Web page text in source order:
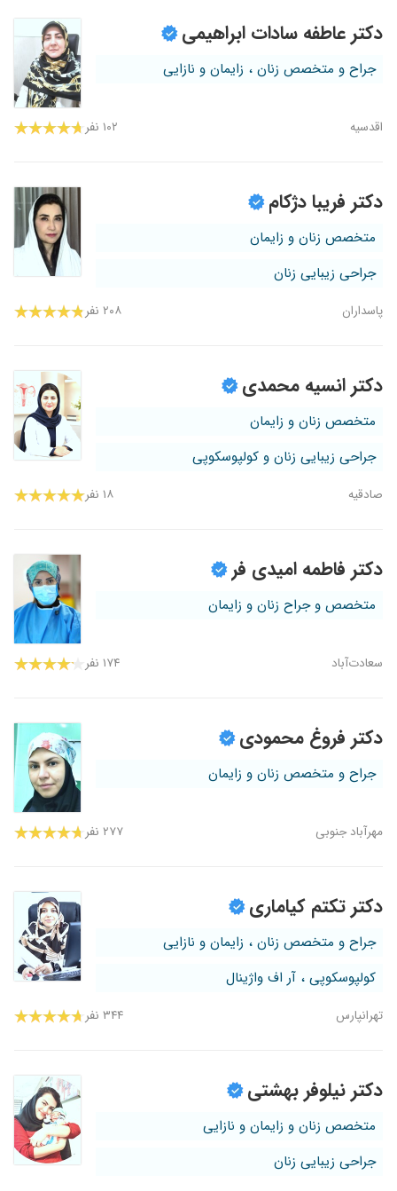
دکتر عاطفه سادات ابراهیمی
جراح و متخصص زنان ، زایمان و نازایی
اقدسیه ۱۰۲ نفر
دکتر فریبا دژکام
متخصص زنان و زایمان
جراحی زیبایی زنان
پاسداران ۲۰۸ نفر
دکتر انسیه محمدی
متخصص زنان و زایمان
جراحی زیبایی زنان و کولپوسکوپی
صادقیه ۱۸ نفر
دکتر فاطمه امیدی فر
متخصص و جراح زنان و زایمان
سعادت‌آباد ۱۷۴ نفر
دکتر فروغ محمودی
جراح و متخصص زنان و زایمان
مهرآباد جنوبی ۲۷۷ نفر
دکتر تکتم کیاماری
جراح و متخصص زنان ، زایمان و نازایی
کولپوسکوپی ، آر اف واژینال
تهرانپارس ۳۴۴ نفر
دکتر نیلوفر بهشتی
متخصص زنان و زایمان و نازایی
جراحی زیبایی زنان